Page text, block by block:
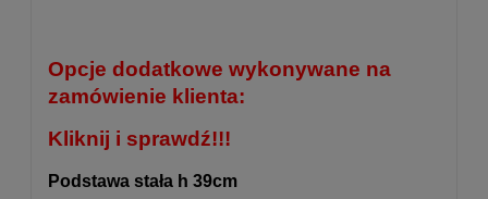
Opcje dodatkowe wykonywane na
zamówienie klienta:
Kliknij i sprawdź!!!
Podstawa stała h 39cm